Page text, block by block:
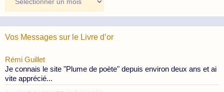
des
Publications
Vos Messages sur le Livre d’or
Rémi Guillet
Je connais le site "Plume de poète" depuis environ deux ans et ai
vite apprécié...